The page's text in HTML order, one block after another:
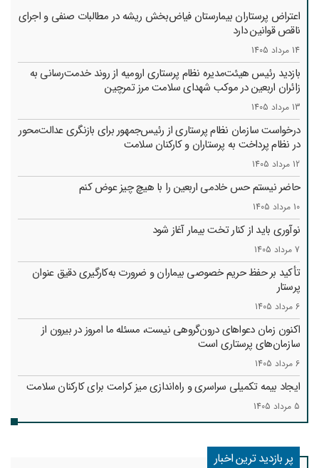
اعتراض پرستاران بیمارستان فیاض‌بخش ریشه در مطالبات صنفی و اجرای
ناقص قوانین دارد
14 مرداد 1405
بازدید رئیس هیئت‌مدیره نظام پرستاری ارومیه از روند خدمت‌رسانی به
زائران اربعین در موکب شهدای سلامت مرز تمرچین
13 مرداد 1405
درخواست سازمان نظام پرستاری از رئیس‌جمهور برای بازنگری عدالت‌محور
در نظام پرداخت به پرستاران و کارکنان سلامت
12 مرداد 1405
حاضر نیستم حس خادمی اربعین را با هیچ چیز عوض کنم
10 مرداد 1405
نوآوری باید از کنار تخت بیمار آغاز شود
7 مرداد 1405
تأکید بر حفظ حریم خصوصی بیماران و ضرورت به‌کارگیری دقیق عنوان
پرستار
6 مرداد 1405
اکنون زمان دعواهای درون‌گروهی نیست، مسئله ما امروز در بیرون از
سازمان‌های پرستاری است
6 مرداد 1405
ایجاد بیمه تکمیلی سراسری و راه‌اندازی میز کرامت برای کارکنان سلامت
5 مرداد 1405
پر بازدید ترین اخبار